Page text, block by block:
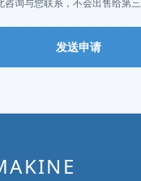
询与您联系，不会出售给第三
发送申请